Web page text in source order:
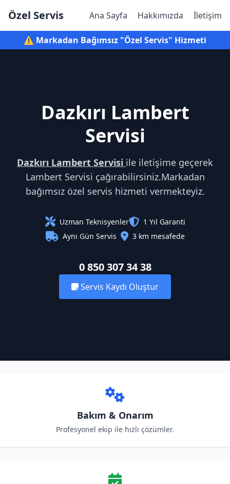
Özel Servis Ana Sayfa Hakkımızda İletişim
⚠️ Markadan Bağımsız "Özel Servis" Hizmeti
Dazkırı Lambert
Servisi
Dazkırı Lambert Servisi ile iletişime geçerek
Lambert Servisi çağırabilirsiniz.Markadan
bağımsız özel servis hizmeti vermekteyiz.
Uzman Teknisyenler
1 Yıl Garanti
Aynı Gün Servis
3 km mesafede
0 850 307 34 38
Servis Kaydı Oluştur
Bakım & Onarım
Profesyonel ekip ile hızlı çözümler.